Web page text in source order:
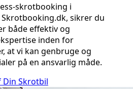
skrotbooking i
sikrer du
både effektiv og
inden for
at vi kan genbruge og
på en ansvarlig måde.
Din Skrotbil